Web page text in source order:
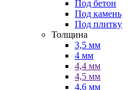
Под бетон
Под камень
Под плитку
Толщина
3,5 мм
4 мм
4,4 мм
4,5 мм
4,6 мм